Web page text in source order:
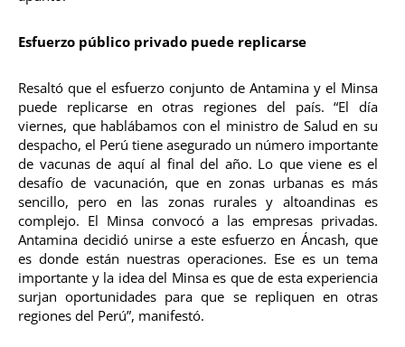
Esfuerzo público privado puede replicarse
Resaltó que el esfuerzo conjunto de Antamina y el Minsa
puede replicarse en otras regiones del país. “El día
viernes, que hablábamos con el ministro de Salud en su
despacho, el Perú tiene asegurado un número importante
de vacunas de aquí al final del año. Lo que viene es el
desafío de vacunación, que en zonas urbanas es más
sencillo, pero en las zonas rurales y altoandinas es
complejo. El Minsa convocó a las empresas privadas.
Antamina decidió unirse a este esfuerzo en Áncash, que
es donde están nuestras operaciones. Ese es un tema
importante y la idea del Minsa es que de esta experiencia
surjan oportunidades para que se repliquen en otras
regiones del Perú”, manifestó.